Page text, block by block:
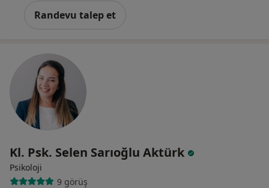
Randevu talep et
Kl. Psk. Selen Sarıoğlu Aktürk
Psikoloji
9 görüş